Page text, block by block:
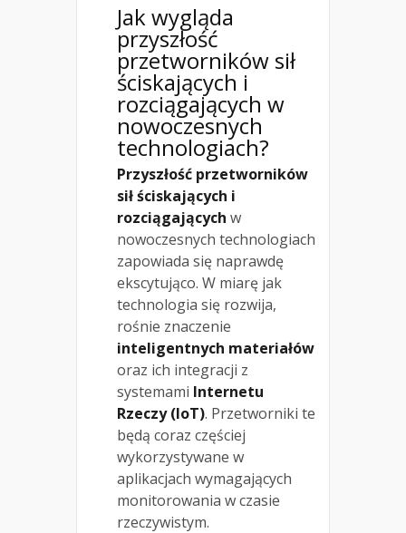
Jak wygląda
przyszłość
przetworników sił
ściskających i
rozciągających w
nowoczesnych
technologiach?
Przyszłość przetworników
sił ściskających i
rozciągających w
nowoczesnych technologiach
zapowiada się naprawdę
ekscytująco. W miarę jak
technologia się rozwija,
rośnie znaczenie
inteligentnych materiałów
oraz ich integracji z
systemami Internetu
Rzeczy (IoT). Przetworniki te
będą coraz częściej
wykorzystywane w
aplikacjach wymagających
monitorowania w czasie
rzeczywistym.